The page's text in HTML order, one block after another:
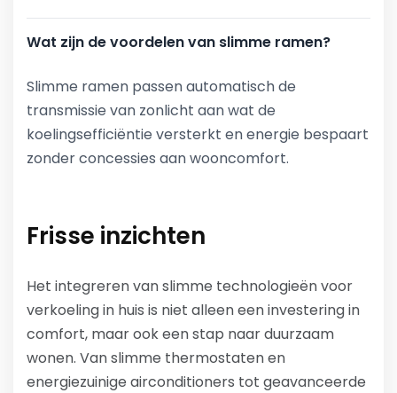
Wat zijn de voordelen van slimme ramen?
Slimme ramen passen automatisch de
transmissie van zonlicht aan wat de
koelingsefficiëntie versterkt en energie bespaart
zonder concessies aan wooncomfort.
Frisse inzichten
Het integreren van slimme technologieën voor
verkoeling in huis is niet alleen een investering in
comfort, maar ook een stap naar duurzaam
wonen. Van slimme thermostaten en
energiezuinige airconditioners tot geavanceerde